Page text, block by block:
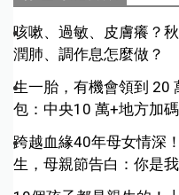
咳嗽、過敏、皮膚癢？
潤肺、調作息怎麼做？
生一胎，有機會領到 20
包：中央10 萬+地方加
跨越血緣40年母女情深
生，母親節告白：你是